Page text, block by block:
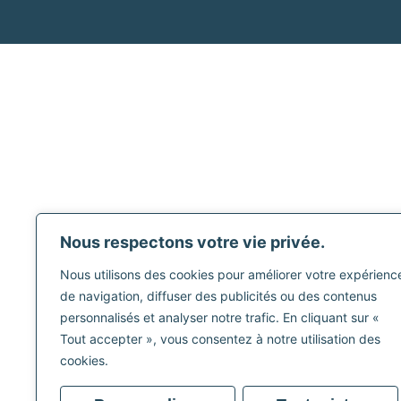
Nous respectons votre vie privée.
Nous utilisons des cookies pour améliorer votre
de navigation, diffuser des publicités ou des contenus
personnalisés et analyser notre trafic. En cliquant sur «
Tout accepter », vous consentez à notre utilisation des
cookies.